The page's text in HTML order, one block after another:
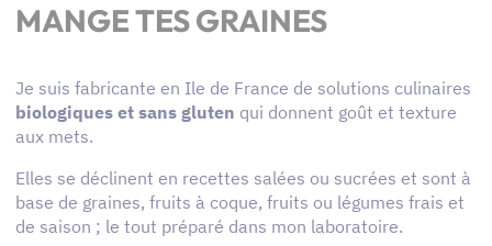
MANGE TES GRAINES
Je suis fabricante en Ile de France de solutions culinaires
biologiques et sans gluten qui donnent goût et texture
aux mets.
Elles se déclinent en recettes salées ou sucrées et sont à
base de graines, fruits à coque, fruits ou légumes frais et
de saison ; le tout préparé dans mon laboratoire.